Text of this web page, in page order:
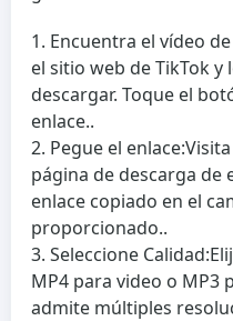
Encuentra el vídeo
el sitio web de TikTok y
descargar. Toque el
enlace..
Pegue el enlace:
página de descarga de
enlace copiado en el
proporcionado..
Seleccione Calidad:
MP4 para video o MP3
admite múltiples